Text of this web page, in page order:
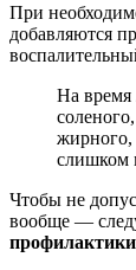
При
добавляются
На время
жирного,
слишком
Чтобы не
вообще —
профилактики